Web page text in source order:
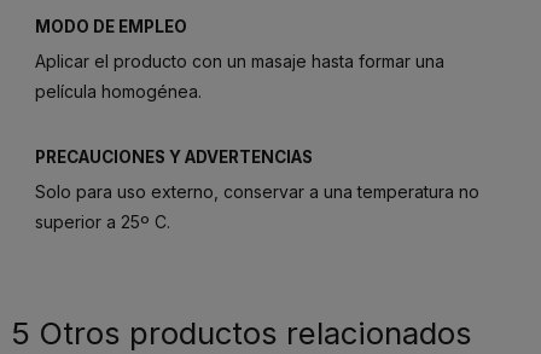
MODO DE EMPLEO
Aplicar el producto con un masaje hasta formar una
película homogénea.
PRECAUCIONES Y ADVERTENCIAS
Solo para uso externo, conservar a una temperatura no
superior a 25º C.
5 Otros productos relacionados